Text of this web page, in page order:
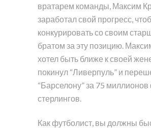
вратарем команды, Максим
заработал свой прогресс,
конкурировать со своим
братом за эту позицию.
хотел быть ближе к своей
покинул “Ливерпуль” и
“Барселону” за 75
стерлингов.
Как футболист, вы должны